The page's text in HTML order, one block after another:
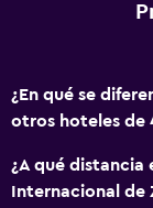
Lavandería
Lavandería
General
¿En qué se
otros hoteles de
¿A qué distancia
Internacional de